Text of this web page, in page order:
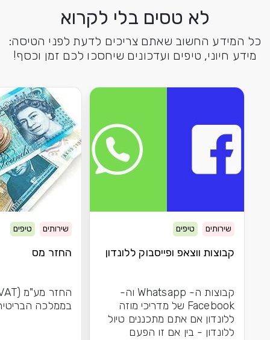
לא טסים בלי לקרוא
כל המידע החשוב שאתם צריכים לדעת לפני הטיסה:
מידע חיוני, טיפים ועדכונים שיחסכו לכם זמן וכסף!
שירותים טיפים
קבוצות ווצאפ ופייסבוק ללונדון
קבוצות ה- Whatsapp וה-
Facebook של מדריכי מוזה
ללונדון אם אתם מתכננים טיול
ללונדון - בין אם זו הפעם
שירותים טיפים
החזר מס
בממלכה